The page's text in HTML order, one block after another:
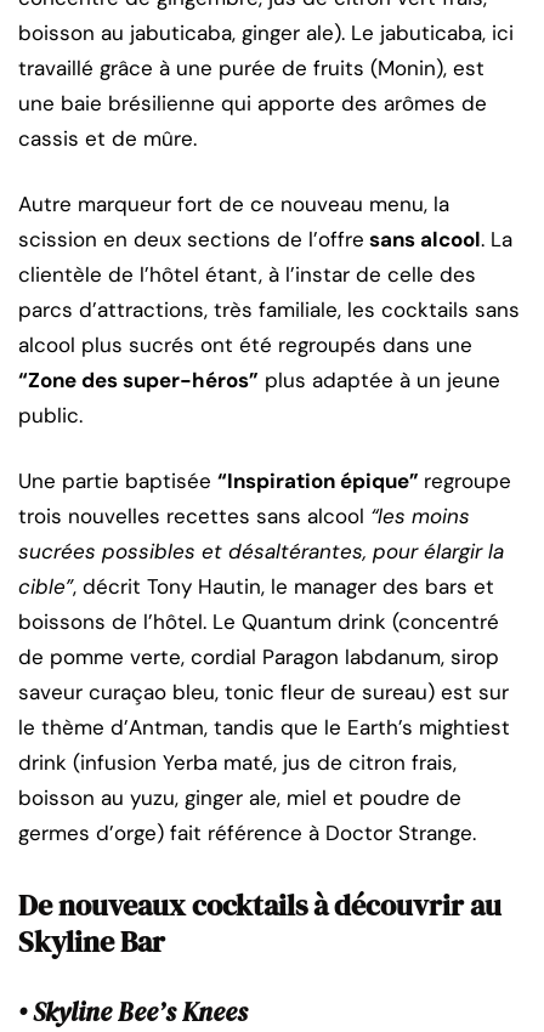
boisson au jabuticaba, ginger ale). Le jabuticaba, ici
travaillé grâce à une purée de fruits (Monin), est
une baie brésilienne qui apporte des arômes de
cassis et de mûre.
Autre marqueur fort de ce nouveau menu, la
scission en deux sections de l’offre sans alcool. La
clientèle de l’hôtel étant, à l’instar de celle des
parcs d’attractions, très familiale, les cocktails sans
alcool plus sucrés ont été regroupés dans une
“Zone des super-héros” plus adaptée à un jeune
public.
Une partie baptisée “Inspiration épique” regroupe
trois nouvelles recettes sans alcool “les moins
sucrées possibles et désaltérantes, pour élargir la
cible”, décrit Tony Hautin, le manager des bars et
boissons de l’hôtel. Le Quantum drink (concentré
de pomme verte, cordial Paragon labdanum, sirop
saveur curaçao bleu, tonic fleur de sureau) est sur
le thème d’Antman, tandis que le Earth’s mightiest
drink (infusion Yerba maté, jus de citron frais,
boisson au yuzu, ginger ale, miel et poudre de
germes d’orge) fait référence à Doctor Strange.
De nouveaux cocktails à découvrir au
Skyline Bar
• Skyline Bee’s Knees